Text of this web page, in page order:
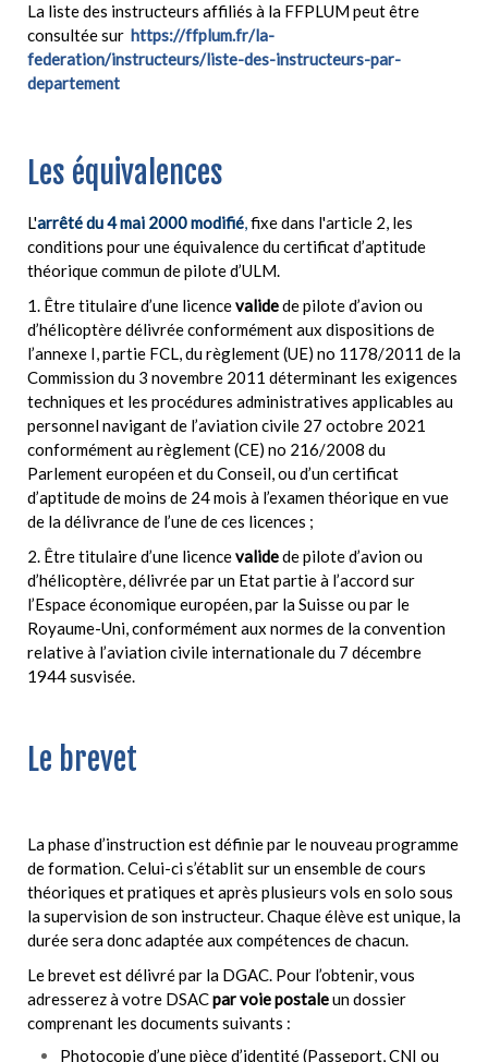
La liste des instructeurs affiliés à la FFPLUM peut être
consultée sur https://ffplum.fr/la-
federation/instructeurs/liste-des-instructeurs-par-
departement
Les équivalences
L'arrêté du 4 mai 2000 modifié,fixe dans l'article 2, les
conditions pour une équivalence du certificat d’aptitude
théorique commun de pilote d’ULM.
1. Être titulaire d’une licencevalidede pilote d’avion ou
d’hélicoptère délivrée conformément aux dispositions de
l’annexe I, partie FCL, du règlement (UE) no 1178/2011 de la
Commission du 3 novembre 2011 déterminant les exigences
techniques et les procédures administratives applicables au
personnel navigant de l’aviation civile 27 octobre 2021
conformément au règlement (CE) no 216/2008 du
Parlement européen et du Conseil, ou d’un certificat
d’aptitude de moins de 24 mois à l’examen théorique en vue
de la délivrance de l’une de ces licences ;
2. Être titulaire d’une licencevalidede pilote d’avion ou
d’hélicoptère, délivrée par un Etat partie à l’accord sur
l’Espace économique européen, par la Suisse ou par le
Royaume-Uni, conformément aux normes de la convention
relative à l’aviation civile internationale du 7 décembre
1944 susvisée.
Le brevet
La phase d’instruction est définie par le nouveau programme
de formation. Celui-ci s’établit sur un ensemble de cours
théoriques et pratiques et après plusieurs vols en solo sous
la supervision de son instructeur. Chaque élève est unique, la
durée sera donc adaptée aux compétences de chacun.
Le brevet est délivré par la DGAC. Pour l’obtenir, vous
adresserez àvotre DSACpar voie postaleun dossier
comprenant les documents suivants :
Photocopie d’une pièce d’identité (Passeport, CNI ou